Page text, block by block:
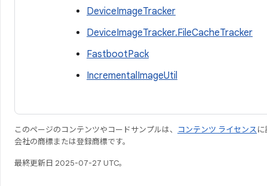
DeviceImageTracker
DeviceImageTracker.FileCacheTracker
FastbootPack
IncrementalImageUtil
このページのコンテンツやコードサンプルは、 コンテンツ ライセンス
会社の商標または登録商標です。
最終更新日 2025-07-27 UTC。